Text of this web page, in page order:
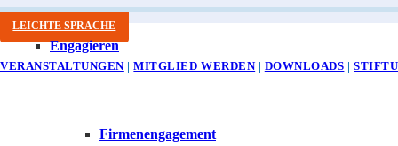
LEICHTE SPRACHE
VERANSTALTUNGEN|MITGLIED WERDEN| DOWNLOADS |
Engagieren
Firmen­enga­gement